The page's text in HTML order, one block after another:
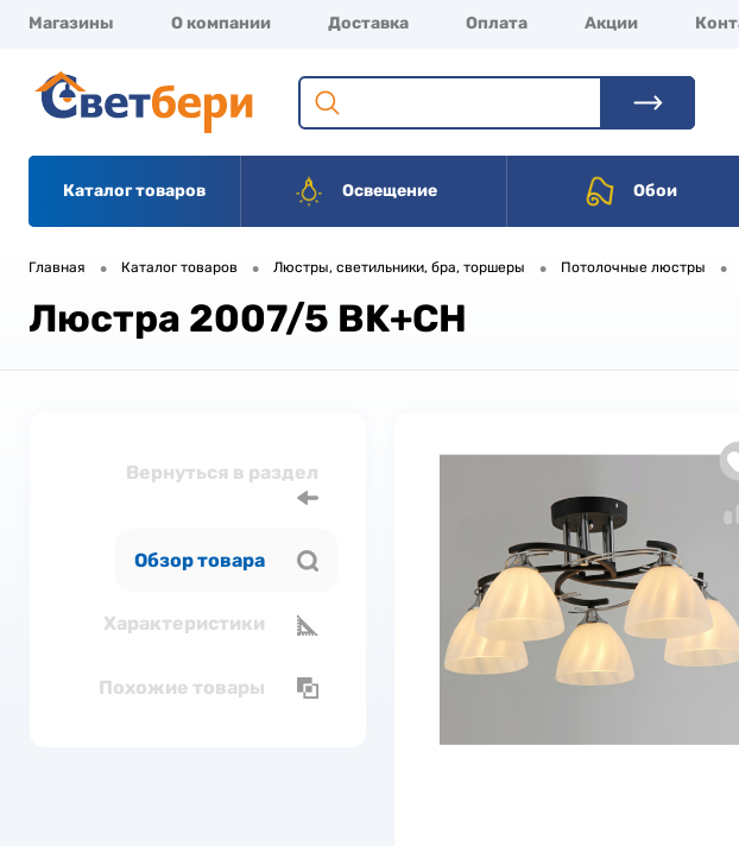
Магазины О компании Доставка Оплата Акции
Каталог товаров Освещение Обои
Главная • Каталог товаров • Люстры, светильники, бра, торшеры • Потолочные люстры •
Люстра 2007/5 BK+CH
Вернуться в раздел
Обзор товара
Характеристики
Похожие товары